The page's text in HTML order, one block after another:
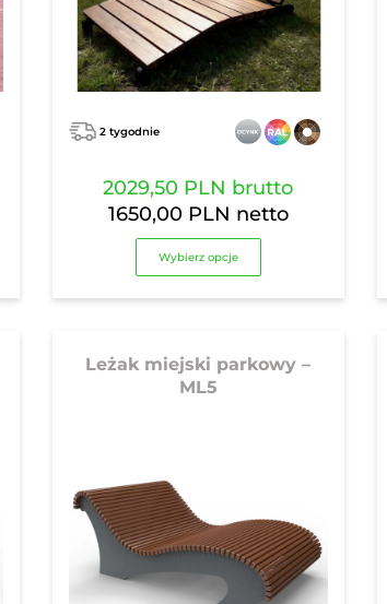
2 tygodnie
2029,50 PLN brutto
1650,00 PLN netto
Wybierz opcje
Leżak miejski parkowy –
ML5